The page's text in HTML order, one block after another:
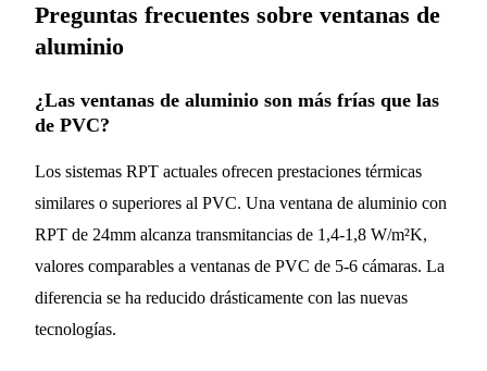
Preguntas frecuentes sobre ventanas de
aluminio
¿Las ventanas de aluminio son más frías que las
de PVC?
Los sistemas RPT actuales ofrecen prestaciones térmicas
similares o superiores al PVC. Una ventana de aluminio con
RPT de 24mm alcanza transmitancias de 1,4-1,8 W/m²K,
valores comparables a ventanas de PVC de 5-6 cámaras. La
diferencia se ha reducido drásticamente con las nuevas
tecnologías.